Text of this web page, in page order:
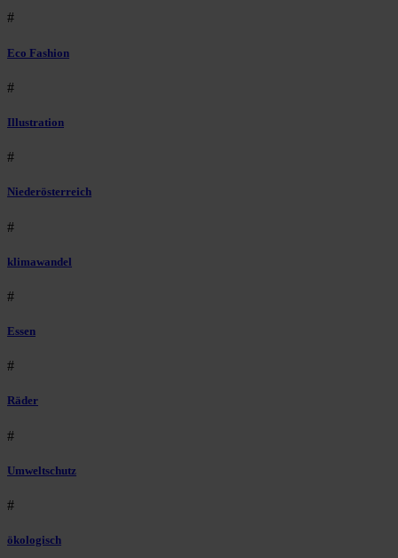
#
Eco Fashion
#
Illustration
#
Niederösterreich
#
klimawandel
#
Essen
#
Räder
#
Umweltschutz
#
ökologisch